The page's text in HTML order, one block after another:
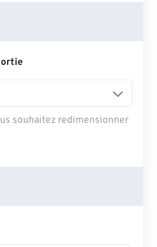
souhaitez redimensionner